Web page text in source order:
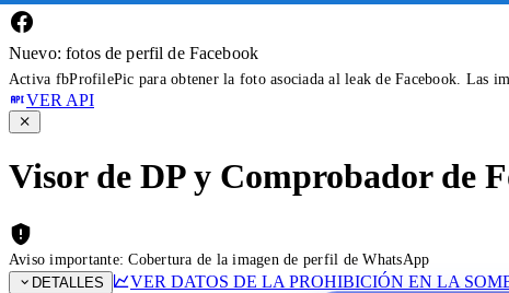
Nuevo: fotos de perfil de Facebook
Activa fbProfilePic para obtener la foto asociada al leak de Facebook. Las
VER API
Visor de DP y Comprobador de
Aviso importante: Cobertura de la imagen de perfil de WhatsApp
DETALLES
VER DATOS DE LA PROHIBICIÓN EN LA